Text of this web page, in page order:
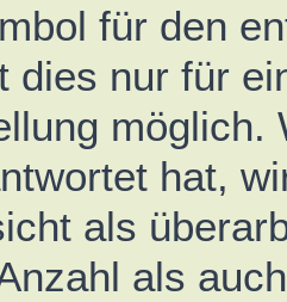
für den
dies nur für
möglich.
hat,
als
als